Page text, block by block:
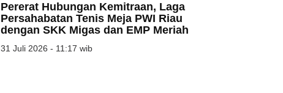
Pererat Hubungan Kemitraan, Laga
Persahabatan Tenis Meja PWI Riau
dengan SKK Migas dan EMP Meriah
31 Juli 2026 - 11:17 wib